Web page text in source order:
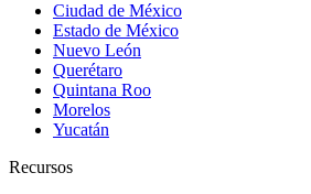
Ciudad de México
Estado de México
Nuevo León
Querétaro
Quintana Roo
Morelos
Yucatán
Recursos